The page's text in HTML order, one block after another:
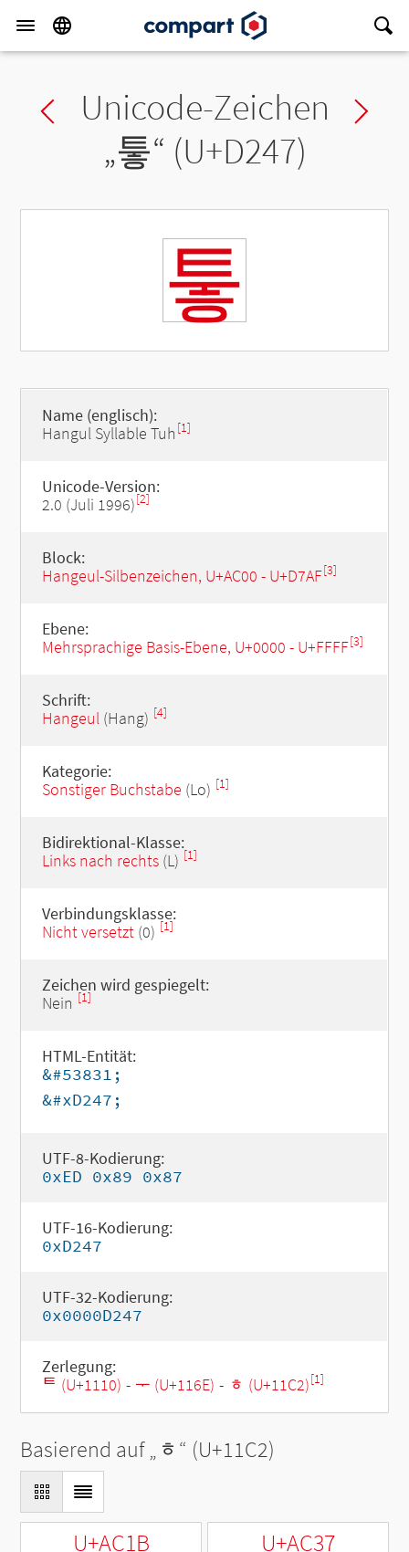
Previous char
Unicode-Zeichen
„퉇“ (U+D247)
퉇
Name (englisch):
Hangul Syllable Tuh [1]
Unicode-Version:
2.0 (Juli 1996)[2]
Block:
Hangeul-Silbenzeichen, U+AC00 - U+D7AF[3]
Ebene:
Mehrsprachige Basis-Ebene, U+0000 - U+FFFF[3]
Schrift:
Hangeul(Hang) [4]
Kategorie:
Sonstiger Buchstabe (Lo) [1]
Bidirektional-Klasse:
Links nach rechts(L) [1]
Verbindungsklasse:
Nicht versetzt(0) [1]
Zeichen wird gespiegelt:
Nein [1]
HTML-Entität:
&#53831;
&#xD247;
UTF-8-Kodierung:
0xED 0x89 0x87
UTF-16-Kodierung:
0xD247
UTF-32-Kodierung:
0x0000D247
Zerlegung:
ᄐ (U+1110) - ᅮ (U+116E) - ᇂ (U+11C2)[1]
Basierend auf „ ᇂ “ (U+11C2)
U+AC1B U+AC37